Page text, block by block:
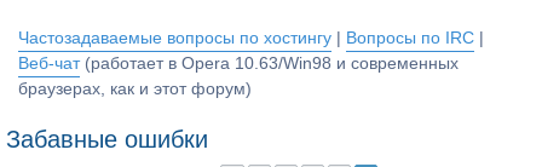
Частозадаваемые вопросы по хостингу Вопросы по IRC
Веб-чат(работает в Opera 10.63/Win98 и современных
браузерах, как и этот форум)
Забавные ошибки